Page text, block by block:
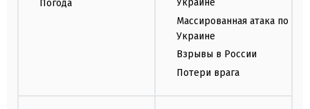
Погода
Массированная атака по
Украине
Взрывы в России
Потери врага